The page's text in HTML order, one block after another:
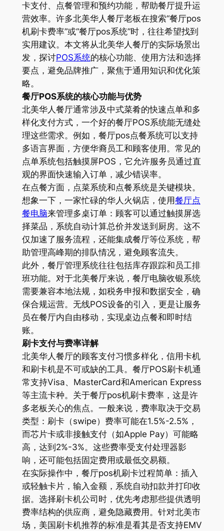
卡支付、点餐管理和预约功能，帮助餐厅提升运
营效率。许多北美华人餐厅老板在搜索“餐厅pos
机刷卡费率”或“餐厅pos系统”时，往往希望找到
实用建议。本文将从北美华人餐厅的实际场景出
发，探讨POS系统的核心功能、使用方法和选择
要点，避免品牌推广，聚焦于通用知识和优化策
略。
餐厅POS系统的核心功能与优势
北美华人餐厅通常涉及中式菜肴的快速点单和多
样化支付方式，一个好的餐厅POS系统能无缝处
理这些需求。例如，餐厅pos点餐系统可以支持
多语言界面，方便华裔员工和顾客使用。常见的
点单系统包括触摸屏POS，它允许服务员通过直
观的界面快速输入订单，减少错误率。
在点餐方面，点菜系统和点餐系统是关键模块。
想象一下，一家忙碌的华人火锅店，使用餐厅点
餐电脑来管理多桌订单：顾客可以通过触摸屏选
择菜品，系统自动计算总价并发送到厨房。这不
仅加速了服务流程，还能集成餐厅等位系统，帮
助管理高峰期的排队情况，避免顾客流失。
此外，餐厅管理系统往往包括库存跟踪和员工排
班功能。对于北美餐厅来说，餐厅电脑收银系统
需要兼容本地法规，如税务申报和数据安全，确
保合规运营。无线POS设备的引入，更是让服务
员在餐厅内自由移动，实现桌边点餐和即时结
账。
刷卡支付与费率详解
北美华人餐厅的顾客支付习惯多样化，信用卡机
和刷卡机是不可或缺的工具。餐厅POS刷卡机通
常支持Visa、MasterCard和American Express
等主流卡种。关于餐厅pos机刷卡费率，这是许
多老板关心的焦点。一般来说，费率取决于交易
类型：刷卡（swipe）费率可能在1.5%-2.5%，
而芯片卡或非接触支付（如Apple Pay）可能略
高，达到2%-3%。这些费率受支付处理器影
响，还可能包括固定费用或最低交易额。
在实际操作中，餐厅pos机刷卡过程简单：插入
或轻触卡片，输入金额，系统自动扣款并打印收
据。选择刷卡机公司时，优先考虑那些提供透明
费率结构的供应商，避免隐藏费用。针对北美市
场，美国刷卡机推荐的标准是看其是否支持EMV